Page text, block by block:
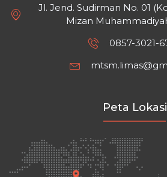
Jl. Jend. Sudirman No. 01
Mizan
0857-3021-
Peta Lokasi